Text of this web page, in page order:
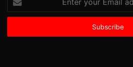
your
Email